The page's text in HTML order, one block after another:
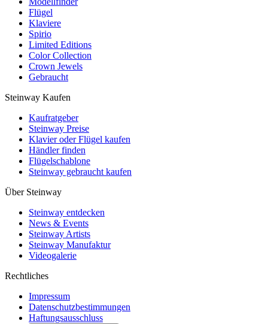
Flügel
Klaviere
Spirio
Limited Editions
Color Collection
Crown Jewels
Gebraucht
Steinway Kaufen
Kaufratgeber
Steinway Preise
Klavier oder Flügel kaufen
Händler finden
Flügelschablone
Steinway gebraucht kaufen
Über Steinway
Steinway entdecken
News & Events
Steinway Artists
Steinway Manufaktur
Videogalerie
Rechtliches
Impressum
Datenschutzbestimmungen
Haftungsausschluss